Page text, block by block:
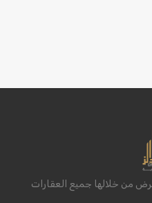
من خلالها جميع العقارات